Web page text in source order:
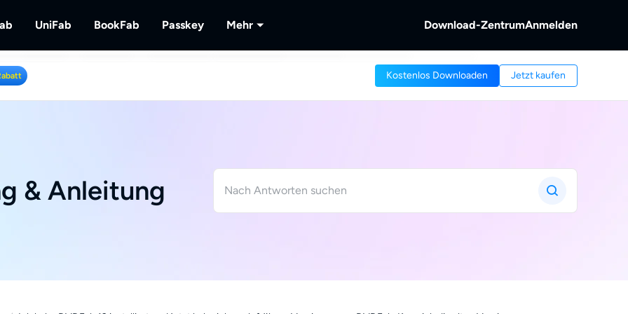
MusicFab
UniFab BookFab Passkey Mehr Download-ZentrumAnmelden
Kostenlos Downloaden Jetzt kaufen
& Anleitung